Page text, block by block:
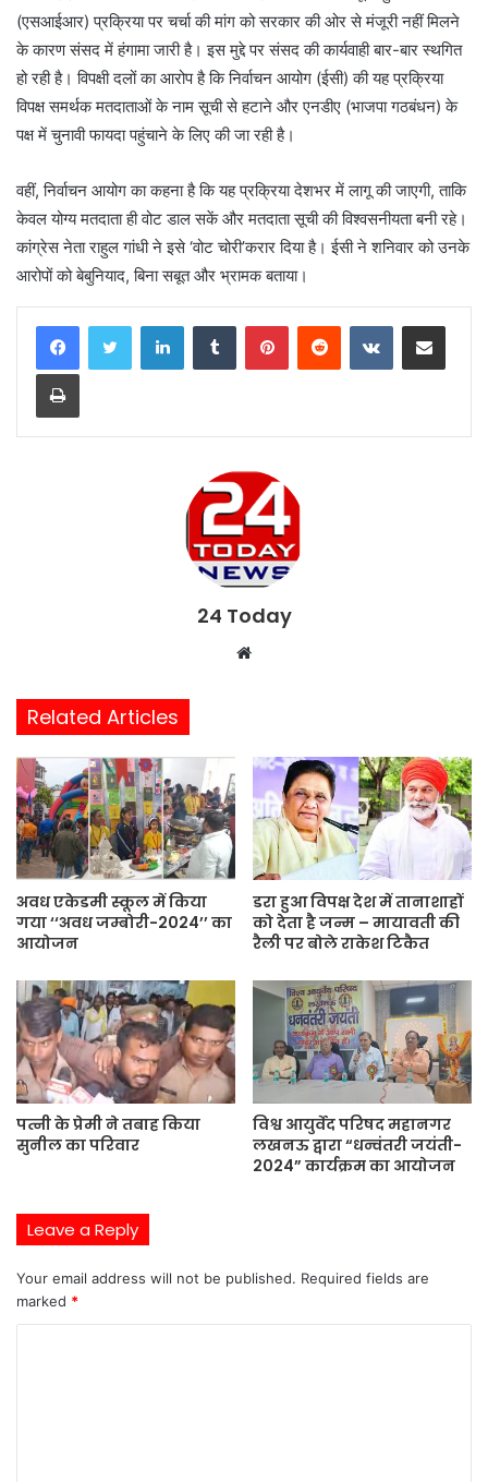
(एसआईआर) प्रक्रिया पर चर्चा की मांग को सरकार की ओर से मंजूरी नहीं मिलने
के कारण संसद में हंगामा जारी है। इस मुद्दे पर संसद की कार्यवाही बार-बार स्थगित
हो रही है। विपक्षी दलों का आरोप है कि निर्वाचन आयोग (ईसी) की यह प्रक्रिया
विपक्ष समर्थक मतदाताओं के नाम सूची से हटाने और एनडीए (भाजपा गठबंधन) के
पक्ष में चुनावी फायदा पहुंचाने के लिए की जा रही है।
वहीं, निर्वाचन आयोग का कहना है कि यह प्रक्रिया देशभर में लागू की जाएगी, ताकि
केवल योग्य मतदाता ही वोट डाल सकें और मतदाता सूची की विश्वसनीयता बनी रहे।
कांग्रेस नेता राहुल गांधी ने इसे ‘वोट चोरी’करार दिया है। ईसी ने शनिवार को उनके
आरोपों को बेबुनियाद, बिना सबूत और भ्रामक बताया।
24 Today
i
e
Related Articles
अवध एकेडमी स्कूल में किया
गया ‘‘अवध जम्बोरी-2024’’ का
आयोजन
डरा हुआ विपक्ष देश में तानाशाहों
को देता है जन्म – मायावती की
रैली पर बोले राकेश टिकैत
पत्नी के प्रेमी ने तबाह किया
सुनील का परिवार
विश्व आयुर्वेद परिषद महानगर
लखनऊ द्वारा “धन्वंतरी जयंती-
2024” कार्यक्रम का आयोजन
Leave a Reply
Your email address will not be published. Required fields are
marked *